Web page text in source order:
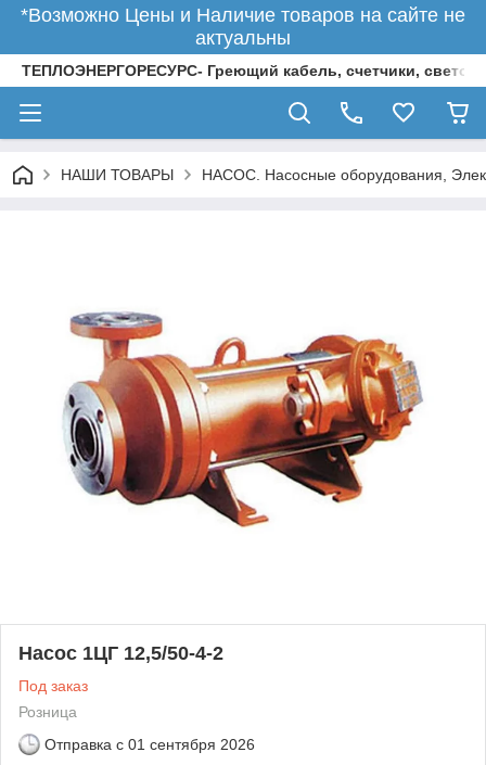
*Возможно Цены и Наличие товаров на сайте не
актуальны
ТЕПЛОЭНЕРГОРЕСУРС- Греющий кабель, счетчики,
НАШИ ТОВАРЫ НАСОС. Насосные оборудования,
Насос 1ЦГ 12,5/50-4-2
Под заказ
Розница
Отправка с 01 сентября 2026